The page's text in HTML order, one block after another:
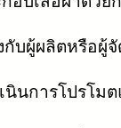
บผู้ผลิตหรือผู้
นินการโปรโม